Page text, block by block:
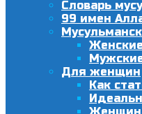
Словарь
99 имен
Для женщин
Как